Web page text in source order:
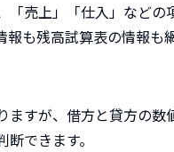
「売上」「仕入」など
報も残高試算表の情報
ますが、借方と貸方の
できます。